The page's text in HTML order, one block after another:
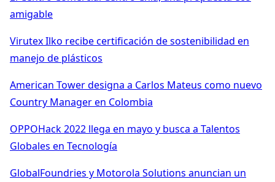
amigable
Virutex Ilko recibe certificación de sostenibilidad en
manejo de plásticos
American Tower designa a Carlos Mateus como nuevo
Country Manager en Colombia
OPPOHack 2022 llega en mayo y busca a Talentos
Globales en Tecnología
GlobalFoundries y Motorola Solutions anuncian un